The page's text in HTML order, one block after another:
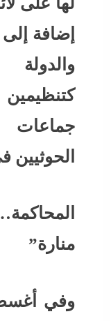
إضافة
جماعات
الحوثيين
منارة”